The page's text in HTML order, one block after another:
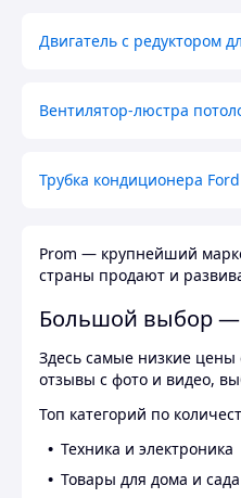
Двигатель с редуктором
Вентилятор-люстра
Трубка кондиционера
Prom — крупнейший
страны продают и
Большой выбор —
Здесь самые низкие цены
отзывы с фото и видео,
Топ категорий по
Техника и электроника
Товары для дома и сада